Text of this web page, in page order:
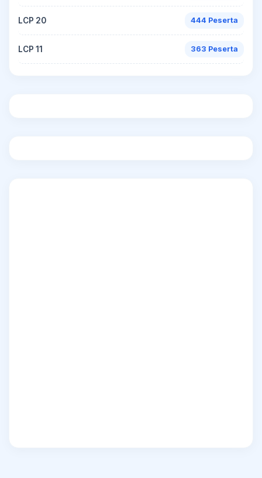
LCP 20 444 Peserta
LCP 11 363 Peserta